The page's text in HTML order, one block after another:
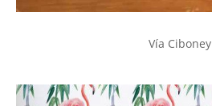
Vía Ciboney